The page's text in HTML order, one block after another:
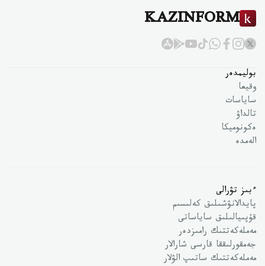
KAZINFORM
بوليمدەر
وقيعا
ساياسات
تالداۋ
ەكونوميكا
الەمدە
ءبىز تۋرالى
پايدالانۋشىلىق كەلىسىم
قۇپىيالىلىق ساياساتى
مەملەكەتتىك رامىزدەر
جەمقورلىققا قارسى شارالار
مەملەكەتتىك ساتىپ الۋلار